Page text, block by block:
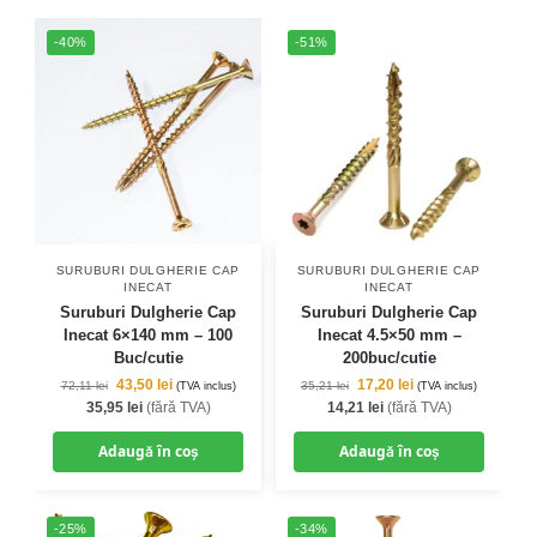
-40%
SURUBURI DULGHERIE CAP
INECAT
Suruburi Dulgherie Cap
Inecat 6×140 mm – 100
Buc/cutie
72,11lei 43,50 lei (TVA inclus)
35,95 lei(fără TVA)
Adaugă în coș
-51%
SURUBURI DULGHERIE CAP
INECAT
Suruburi Dulgherie Cap
Inecat 4.5×50 mm –
200buc/cutie
35,21lei 17,20 lei (TVA inclus)
14,21 lei(fără TVA)
Adaugă în coș
-25% -34%